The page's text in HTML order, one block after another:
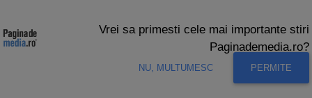
Vrei sa primesti cele mai importante stiri
Paginademedia.ro?
NU, MULTUMESC PERMITE